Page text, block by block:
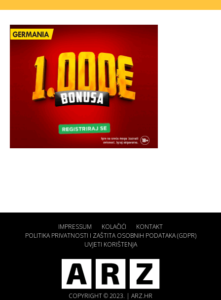
IMPRESSUM KOLAČIĆI
KONTAKT
POLITIKA PRIVATNOSTI I ZAŠTITA OSOBNIH PODATAKA (GDPR)
UVJETI KORIŠTENJA
COPYRIGHT © 2023. | ARZ.HR